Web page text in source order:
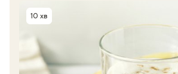
Час приготування
10 хв